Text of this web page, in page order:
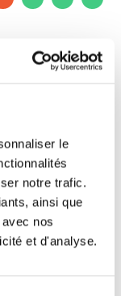
le
notre trafic.
ainsi que
nos
et d'analyse.
these two
9748
6984